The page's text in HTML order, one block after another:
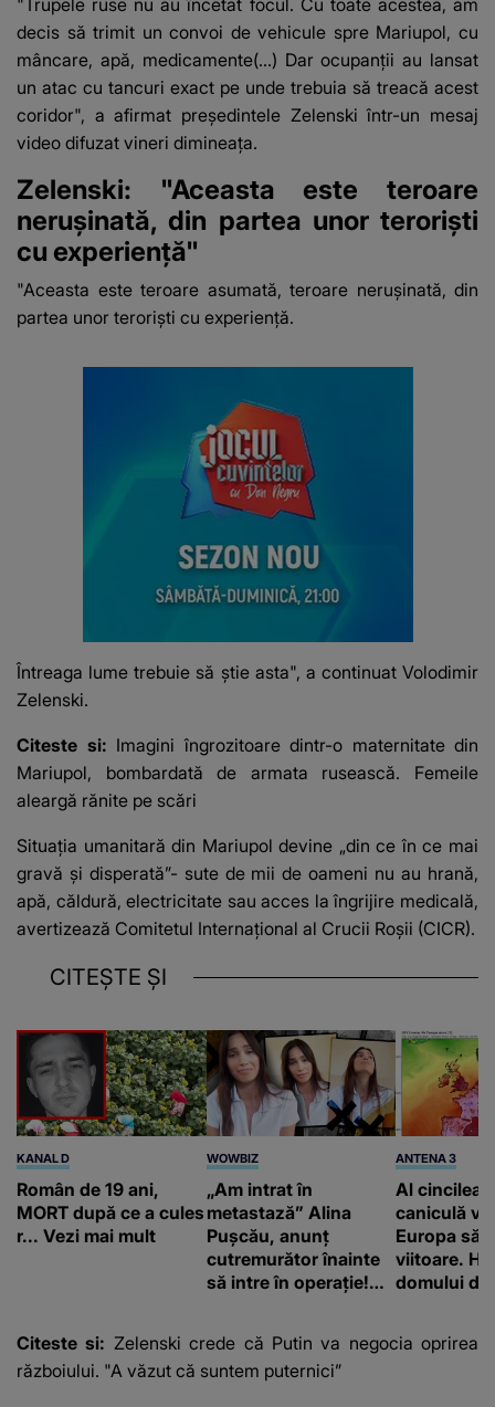
decis să trimit un convoi de vehicule spre Mariupol, cu
mâncare, apă, medicamente(...) Dar ocupanţii au lansat
un atac cu tancuri exact pe unde trebuia să treacă acest
coridor", a afirmat președintele Zelenski într-un mesaj
video difuzat vineri dimineața.
Zelenski: "Aceasta este teroare
neruşinată, din partea unor terorişti
cu experienţă"
"Aceasta este teroare asumată, teroare neruşinată, din
partea unor terorişti cu experienţă.
Întreaga lume trebuie să ştie asta", a continuat Volodimir
Zelenski.
Citeste si: Imagini îngrozitoare dintr-o maternitate din
Mariupol, bombardată de armata rusească. Femeile
aleargă rănite pe scări
Situația umanitară din Mariupol devine „din ce în ce mai
gravă și disperată”- sute de mii de oameni nu au hrană,
apă, căldură, electricitate sau acces la îngrijire medicală,
avertizează Comitetul Internațional al Crucii Roșii (CICR).
CITEȘTE ȘI
KANAL D
Român de 19 ani,
MORT după ce a cules
r... Vezi mai mult
WOWBIZ
„Am intrat în
metastază” Alina
Pușcău, anunț
cutremurător înainte
să intre în operație!
fanilor
ANTENA 3
Al cincilea
caniculă
Europa
viitoare.
domului de
Citeste si: Zelenski crede că Putin va negocia oprirea
războiului. "A văzut că suntem puternici”